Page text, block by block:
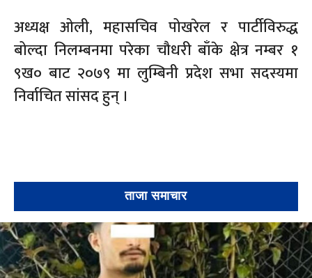
अध्यक्ष ओली, महासचिव पोखरेल र पार्टीविरुद्ध
बोल्दा निलम्बनमा परेका चौधरी बाँके क्षेत्र नम्बर १
९ख० बाट २०७९ मा लुम्बिनी प्रदेश सभा सदस्यमा
निर्वाचित सांसद हुन् ।
ताजा समाचार